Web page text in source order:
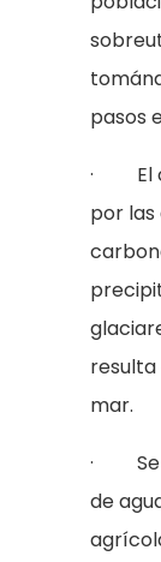
pasos
· El
por las
resulta
mar.
· Se
de